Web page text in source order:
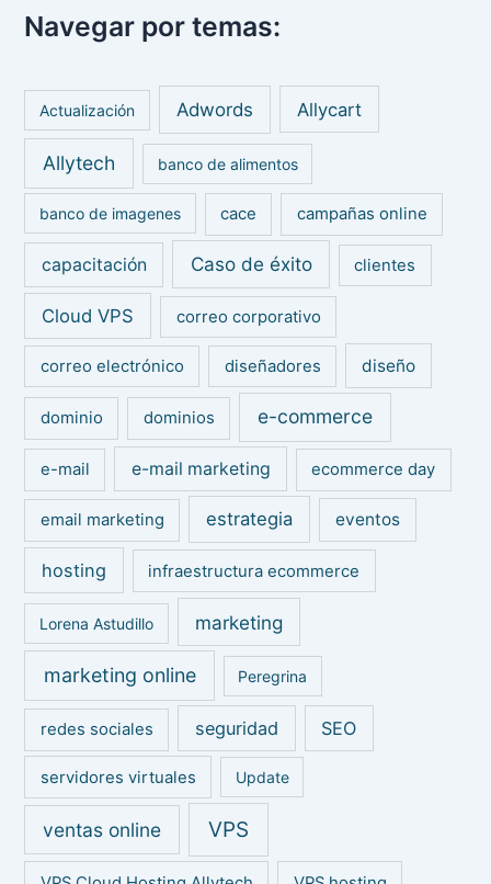
c
p
r
Navegar por temas:
Actualización Adwords Allycart
Allytech banco de alimentos
banco de imagenes cace campañas online
capacitación Caso de éxito clientes
Cloud VPS correo corporativo
correo electrónico diseñadores diseño
dominio dominios e-commerce
e-mail e-mail marketing ecommerce day
email marketing estrategia eventos
hosting infraestructura ecommerce
Lorena Astudillo marketing
marketing online Peregrina
redes sociales seguridad SEO
servidores virtuales Update
ventas online VPS